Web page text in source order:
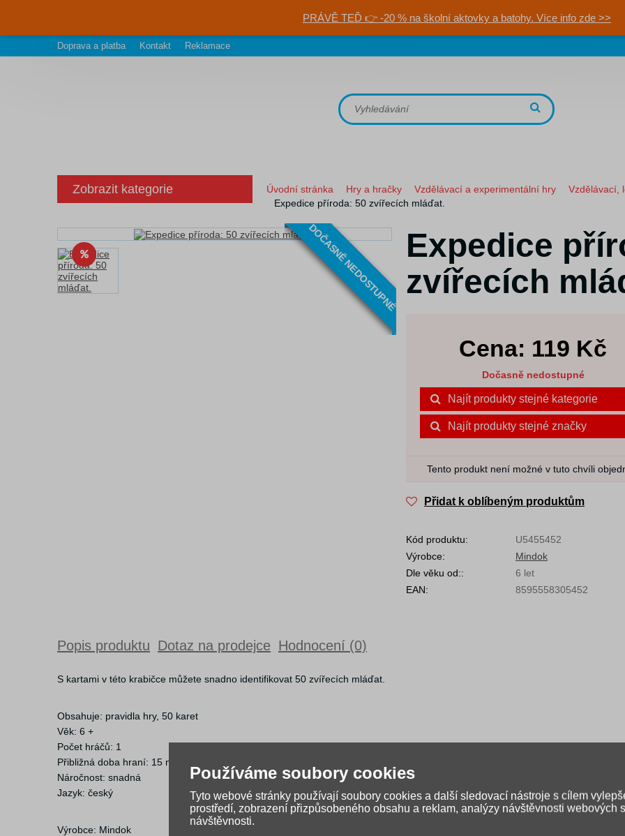
PRÁVĚ TEĎ 👉 -20 % na školní aktovky a batohy. Více info zde >>
Doprava a platba Kontakt Reklamace
Zobrazit kategorie Úvodní stránka Hry a hračky Vzdělávací a experimentální hry
Vzdělávací,
Expedice příroda: 50 zvířecích mláďat.
DOČASNĚ NEDOSTUPNÉ Expedice
zvířecích
Cena: 119 Kč
Dočasně nedostupné
Najít produkty stejné kategorie
Najít produkty stejné značky
Tento produkt není možné v tuto chvíli
Přidat k oblíbeným produktům
Kód produktu:
U5455452
Výrobce:
Mindok
Dle věku od::
6 let
EAN:
8595558305452
Popis produktu Dotaz na prodejce Hodnocení (0)
S kartami v této krabičce můžete snadno identifikovat 50 zvířecích mláďat.
Obsahuje: pravidla hry, 50 karet
Věk: 6 +
Počet hráčů: 1
Přibližná doba hraní: 15 min
Náročnost: snadná
Jazyk: český
Výrobce: Mindok
Používáme soubory cookies
Tyto webové stránky používají soubory cookies a další sledovací nástroje s cílem
prostředí, zobrazení přizpůsobeného obsahu a reklam, analýzy návštěvnosti webových
návštěvnosti.